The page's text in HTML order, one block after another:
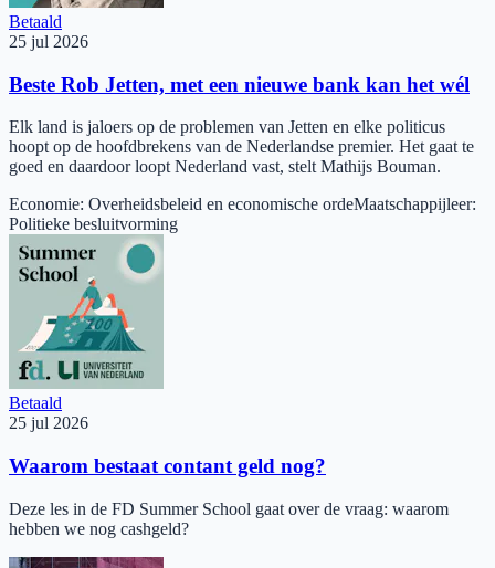
Betaald
25 jul 2026
Beste Rob Jetten, met een nieuwe bank kan het wél
Elk land is jaloers op de problemen van Jetten en elke politicus
hoopt op de hoofdbrekens van de Nederlandse premier. Het gaat te
goed en daardoor loopt Nederland vast, stelt Mathijs Bouman.
Economie: Overheidsbeleid en economische ordeMaatschappijleer:
Politieke besluitvorming
Betaald
25 jul 2026
Waarom bestaat contant geld nog?
Deze les in de FD Summer School gaat over de vraag: waarom
hebben we nog cashgeld?